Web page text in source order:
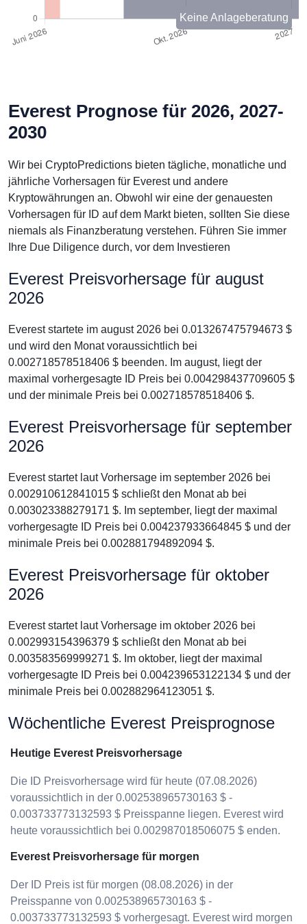
Keine Anlageberatung
Everest Prognose für 2026, 2027-
2030
Wir bei CryptoPredictions bieten tägliche, monatliche und
jährliche Vorhersagen für Everest und andere
Kryptowährungen an. Obwohl wir eine der genauesten
Vorhersagen für ID auf dem Markt bieten, sollten Sie diese
niemals als Finanzberatung verstehen. Führen Sie immer
Ihre Due Diligence durch, vor dem Investieren
Everest Preisvorhersage für august
2026
Everest startete im august 2026 bei 0.013267475794673 $
und wird den Monat voraussichtlich bei
0.002718578518406 $ beenden. Im august, liegt der
maximal vorhergesagte ID Preis bei 0.004298437709605 $
und der minimale Preis bei 0.002718578518406 $.
Everest Preisvorhersage für september
2026
Everest startet laut Vorhersage im september 2026 bei
0.002910612841015 $ schließt den Monat ab bei
0.003023388279171 $. Im september, liegt der maximal
vorhergesagte ID Preis bei 0.004237933664845 $ und der
minimale Preis bei 0.002881794892094 $.
Everest Preisvorhersage für oktober
2026
Everest startet laut Vorhersage im oktober 2026 bei
0.002993154396379 $ schließt den Monat ab bei
0.003583569999271 $. Im oktober, liegt der maximal
vorhergesagte ID Preis bei 0.004239653122134 $ und der
minimale Preis bei 0.002882964123051 $.
Wöchentliche Everest Preisprognose
Heutige Everest Preisvorhersage
Die ID Preisvorhersage wird für heute (07.08.2026)
voraussichtlich in der 0.002538965730163 $ -
0.003733773132593 $ Preisspanne liegen. Everest wird
heute voraussichtlich bei 0.002987018506075 $ enden.
Everest Preisvorhersage für morgen
Der ID Preis ist für morgen (08.08.2026) in der
Preisspanne von 0.002538965730163 $ -
0.003733773132593 $ vorhergesagt. Everest wird morgen